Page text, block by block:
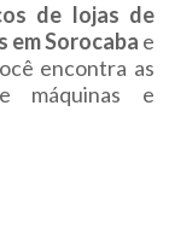
de lojas de
em Sorocaba e
encontra as
máquinas e